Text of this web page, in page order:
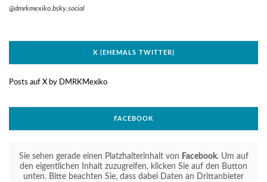
@dmrkmexiko.bsky.social
X (EHEMALS TWITTER)
Posts auf X by DMRKMexiko
FACEBOOK
Sie sehen gerade einen Platzhalterinhalt von Facebook. Um auf
den eigentlichen Inhalt zuzugreifen, klicken Sie auf den Button
unten. Bitte beachten Sie, dass dabei Daten an Drittanbieter